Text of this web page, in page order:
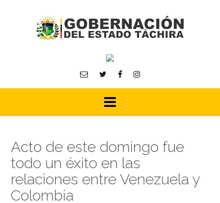
Acto de este domingo fue
todo un éxito en las
relaciones entre Venezuela y
Colombia